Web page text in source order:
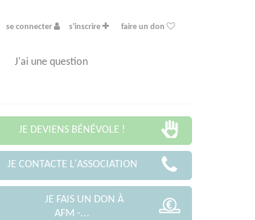
se connecter s'inscrire faire un don
J'ai une question
JE DEVIENS BÉNÉVOLE !
JE CONTACTE L'ASSOCIATION
JE FAIS UN DON À
AFM -...